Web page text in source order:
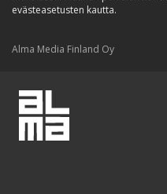
evästeasetusten kautta.
Alma Media Finland Oy